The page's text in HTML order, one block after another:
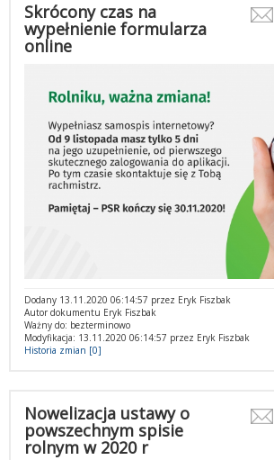
Skrócony czas na
wypełnienie formularza
online
Dodany 13.11.2020 06:14:57 przez Eryk Fiszbak
Autor dokumentu Eryk Fiszbak
Ważny do: bezterminowo
Modyfikacja: 13.11.2020 06:14:57 przez Eryk Fiszbak
Historia zmian [0]
Nowelizacja ustawy o
powszechnym spisie
rolnym w 2020 r